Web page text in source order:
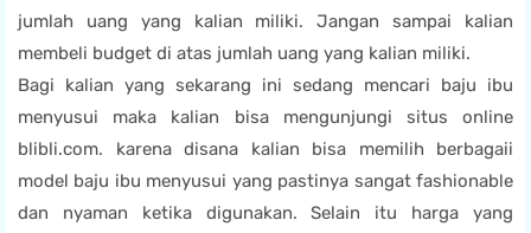
jumlah uang yang kalian miliki. Jangan sampai kalian
membeli budget di atas jumlah uang yang kalian miliki.
Bagi kalian yang sekarang ini sedang mencari baju ibu
menyusui maka kalian bisa mengunjungi situs online
blibli.com. karena disana kalian bisa memilih berbagaii
model baju ibu menyusui yang pastinya sangat fashionable
dan nyaman ketika digunakan. Selain itu harga yang